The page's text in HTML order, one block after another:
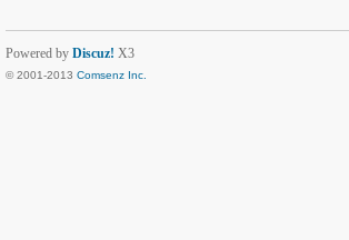
Powered by Discuz! X3
© 2001-2013 Comsenz Inc.